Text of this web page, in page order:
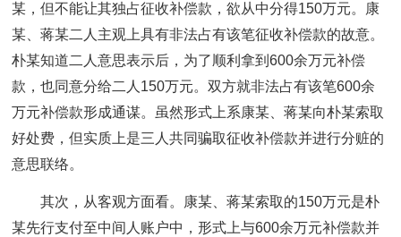
某，但不能让其独占征收补偿款，欲从中分得150万元。康
某、蒋某二人主观上具有非法占有该笔征收补偿款的故意。
朴某知道二人意思表示后，为了顺利拿到600余万元补偿
款，也同意分给二人150万元。双方就非法占有该笔600余
万元补偿款形成通谋。虽然形式上系康某、蒋某向朴某索取
好处费，但实质上是三人共同骗取征收补偿款并进行分赃的
意思联络。
其次，从客观方面看。康某、蒋某索取的150万元是朴
某先行支付至中间人账户中，形式上与600余万元补偿款并